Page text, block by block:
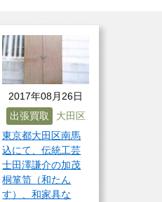
2017年08月26日
出張買取
大田区
東京都大田区南馬
込にて、伝統工芸
士田澤謙介の加茂
桐箪笥（和たん
す）、和家具な